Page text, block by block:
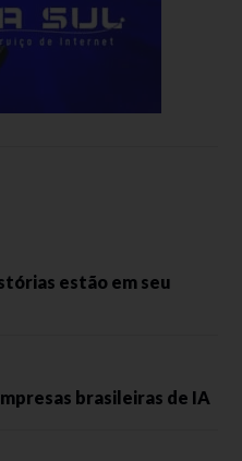
estão em seu
brasileiras de IA